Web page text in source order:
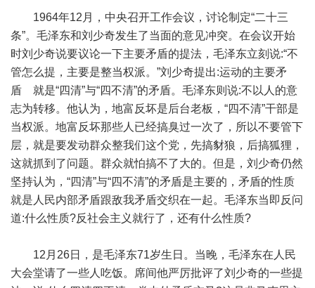
1964年12月，中央召开工作会议，讨论制定“二十三
条”。毛泽东和刘少奇发生了当面的意见冲突。在会议开始
时刘少奇说要议论一下主要矛盾的提法，毛泽东立刻说:“不
管怎么提，主要是整当权派。”刘少奇提出:运动的主要矛
盾 就是“四清”与“四不清”的矛盾。毛泽东则说:不以人的意
志为转移。他认为，地富反坏是后台老板，“四不清”干部是
当权派。地富反坏那些人已经搞臭过一次了，所以不要管下
层，就是要发动群众整我们这个党，先搞豺狼，后搞狐狸，
这就抓到了问题。群众就怕搞不了大的。但是，刘少奇仍然
坚持认为，“四清”与“四不清”的矛盾是主要的，矛盾的性质
就是人民内部矛盾跟敌我矛盾交织在一起。毛泽东当即反问
道:什么性质?反社会主义就行了，还有什么性质?
12月26日，是毛泽东71岁生日。当晚，毛泽东在人民
大会堂请了一些人吃饭。席间他严厉批评了刘少奇的一些提